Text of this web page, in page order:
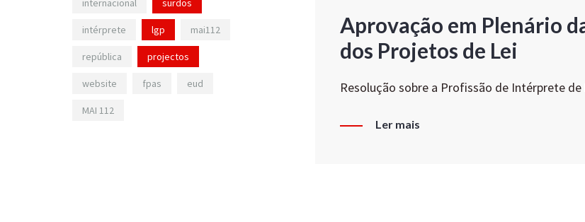
Aprovação em Plenário
dos Projetos de Lei
Resolução sobre a Profissão de Intérprete de
Ler mais
internacional surdos
intérprete lgp mai112
república projectos
website fpas eud
MAI 112